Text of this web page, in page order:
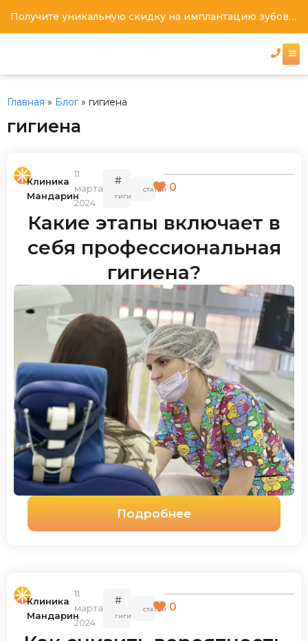
Получите уникальную скидку на имплантацию зубов под ключ
Главная » Блог» гигиена
гигиена
Клиника
Мандарин
11
марта,
2024
#
ГИГИЕНА
СТАТЬИ 0
Какие этапы включает в
себя профессиональная
гигиена?
Подробнее
Клиника
Мандарин
11
марта,
2024
#
ГИГИЕНА
СТАТЬИ 0